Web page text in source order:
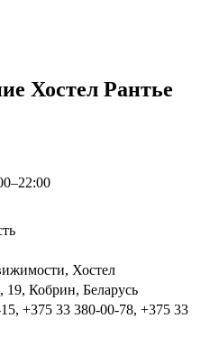
Хостел Рантье
Хостел
19, Кобрин, Беларусь
+375 33 380-00-78, +375 33